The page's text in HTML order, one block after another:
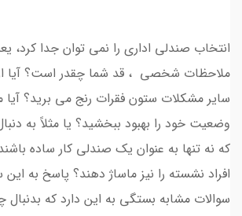
انتخاب صندلی اداری را نمی توان جدا کرد،
ملاحظات شخصی ، قد شما چقدر است؟ آیا
سایر مشکلات ستون فقرات رنج می برید؟
وضعیت خود را بهبود ببخشید؟ یا مثلاً به
که نه تنها به عنوان یک صندلی کار ساده
افراد نشسته را نیز ماساژ دهند؟ پاسخ به
سوالات مشابه بستگی به این دارد که